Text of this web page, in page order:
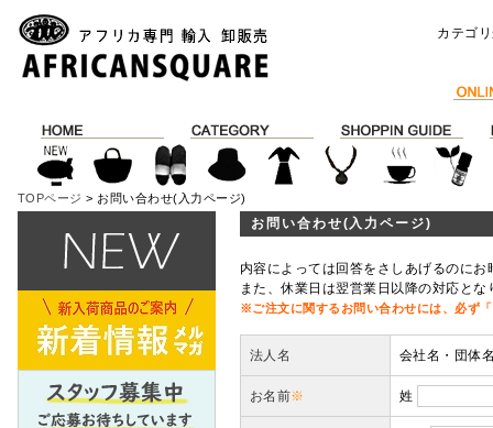
カテゴ
TOPページ > お問い合わせ(入力ページ)
お問い合わせ(入力ページ)
内容によっては回答をさしあげるのに
また、休業日は翌営業日以降の対応と
※ご注文に関するお問い合わせには、必ず
法人名 会社名・団体
お名前※ 姓